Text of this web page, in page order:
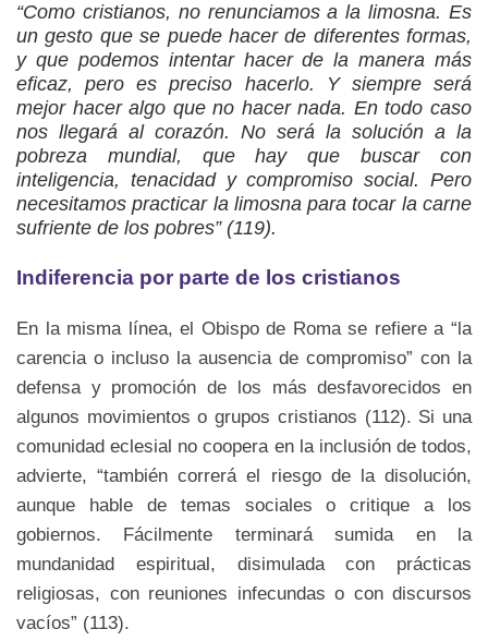
“Como cristianos, no renunciamos a la limosna. Es
un gesto que se puede hacer de diferentes formas,
y que podemos intentar hacer de la manera más
eficaz, pero es preciso hacerlo. Y siempre será
mejor hacer algo que no hacer nada. En todo caso
nos llegará al corazón. No será la solución a la
pobreza mundial, que hay que buscar con
inteligencia, tenacidad y compromiso social. Pero
necesitamos practicar la limosna para tocar la carne
sufriente de los pobres” (119).
Indiferencia por parte de los cristianos
En la misma línea, el Obispo de Roma se refiere a “la
carencia o incluso la ausencia de compromiso” con la
defensa y promoción de los más desfavorecidos en
algunos movimientos o grupos cristianos (112). Si una
comunidad eclesial no coopera en la inclusión de todos,
advierte, “también correrá el riesgo de la disolución,
aunque hable de temas sociales o critique a los
gobiernos. Fácilmente terminará sumida en la
mundanidad espiritual, disimulada con prácticas
religiosas, con reuniones infecundas o con discursos
vacíos” (113).